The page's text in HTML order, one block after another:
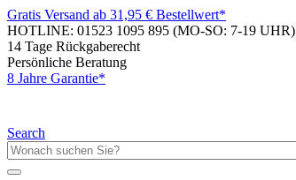
Gratis Versand ab 31,95 € Bestellwert*
HOTLINE: 01523 1095 895 (MO-SO: 7-19 UHR)
14 Tage Rückgaberecht
Persönliche Beratung
8 Jahre Garantie*
Search